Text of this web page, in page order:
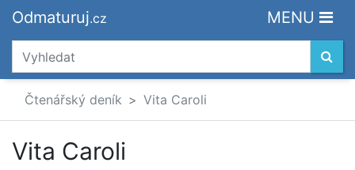
Odmaturuj.cz MENU
Čtenářský deník Vita Caroli
Vita Caroli